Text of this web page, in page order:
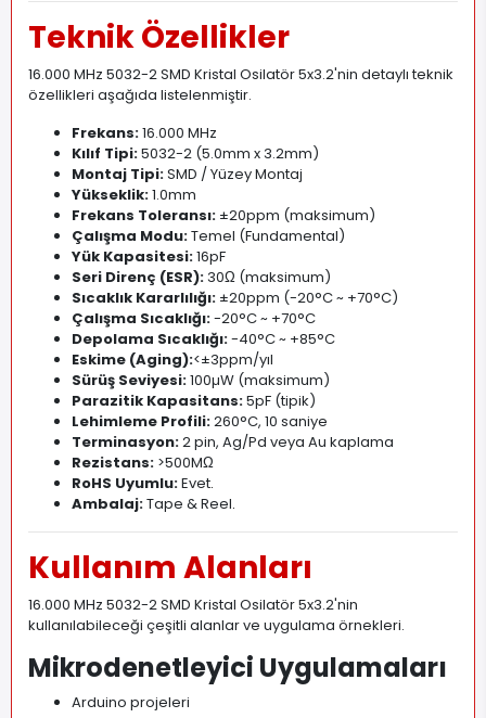
Teknik Özellikler
16.000 MHz 5032-2 SMD Kristal Osilatör 5x3.2'nin detaylı teknik
özellikleri aşağıda listelenmiştir.
Frekans:16.000 MHz
Kılıf Tipi:5032-2 (5.0mm x 3.2mm)
Montaj Tipi:SMD / Yüzey Montaj
Yükseklik:1.0mm
Frekans Toleransı: ±20ppm (maksimum)
Çalışma Modu:Temel (Fundamental)
Yük Kapasitesi:16pF
Seri Direnç (ESR):30Ω (maksimum)
Sıcaklık Kararlılığı: ±20ppm (-20°C ~ +70°C)
Çalışma Sıcaklığı:-20°C ~ +70°C
Depolama Sıcaklığı:-40°C ~ +85°C
Eskime (Aging):<±3ppm/yıl
Sürüş Seviyesi:100µW (maksimum)
Parazitik Kapasitans:5pF (tipik)
Lehimleme Profili:260°C, 10 saniye
Terminasyon:2 pin, Ag/Pd veya Au kaplama
Rezistans: >500MΩ
RoHS Uyumlu:Evet.
Ambalaj:Tape & Reel.
Kullanım Alanları
16.000 MHz 5032-2 SMD Kristal Osilatör 5x3.2'nin
kullanılabileceği çeşitli alanlar ve uygulama örnekleri.
Mikrodenetleyici Uygulamaları
Arduino projeleri